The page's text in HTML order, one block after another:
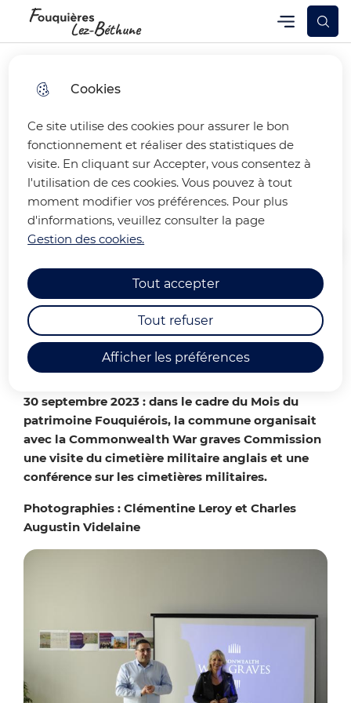
Cookies
Ce site utilise des cookies pour assurer le bon
fonctionnement et réaliser des statistiques de
visite. En cliquant sur Accepter, vous consentez à
l'utilisation de ces cookies. Vous pouvez à tout
moment modifier vos préférences. Pour plus
d'informations, veuillez consulter la page
Gestion des cookies.
Afficher les préférences
Tout accepter
Tout refuser
Skip
menu
to
search
principal
Skip to
site
map
Fouquières-lez-Béthune Menu principal
Menu
VISITE DU CIMETIERE
MILITAIRE ANGLAIS
Le 30 septembre 2023, la
commune organisait une visite du
cimetière militaire anglais
30 septembre 2023 : dans le cadre du Mois du
patrimoine Fouquiérois, la commune organisait
avec la Commonwealth War graves Commission
une visite du cimetière militaire anglais et une
conférence sur les cimetières militaires.
Photographies : Clémentine Leroy et Charles
Augustin Videlaine